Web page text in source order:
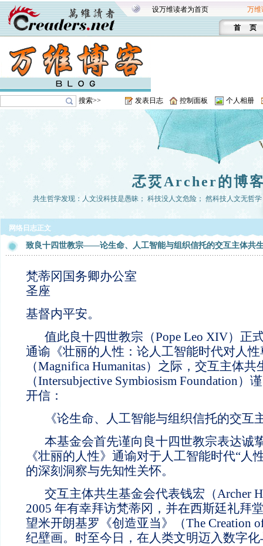
设万维读者为首页 万维
首 页
搜索>> 发表日志 控制面板 个人相册
孞烎Archer的博
共生哲学发现：人文没科技是愚昧； 科技没人文危险； 然科技人文无哲
网络日志正文
致良十四世教宗——论生命、人工智能与组织信托的交互主体共
梵蒂冈国务卿办公室
圣座
基督内平安。
值此良十四世教宗（Pope Leo XIV）正
通谕《壮丽的人性：论人工智能时代对人
（Magnifica Humanitas）之际，交互主体共
（Intersubjective Symbiosism Foundation）
开信：
《论生命、人工智能与组织信托的交互
本基金会首先谨向良十四世教宗表达诚
《壮丽的人性》通谕对于人工智能时代“人
的深刻洞察与先知性关怀。
交互主体共生基金会代表钱宏（Archer
2005 年有幸拜访梵蒂冈，并在西斯廷礼拜
望米开朗基罗《创造亚当》（The Creation
纪壁画。时至今日，在人类文明迈入数字